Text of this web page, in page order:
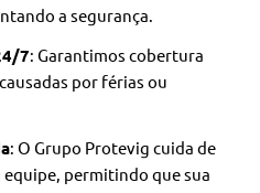
a segurança.
7: Garantimos cobertura
por férias ou
: O Grupo Protevig cuida de
permitindo que sua